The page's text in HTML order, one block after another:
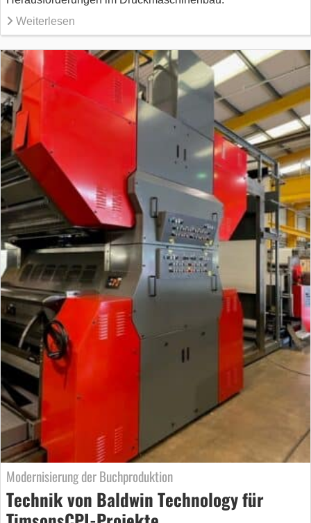
Weiterlesen
Modernisierung der Buchproduktion
Technik von Baldwin Technology für